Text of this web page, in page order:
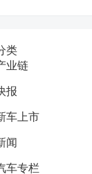
类
业链
报
车上市
闻
车专栏